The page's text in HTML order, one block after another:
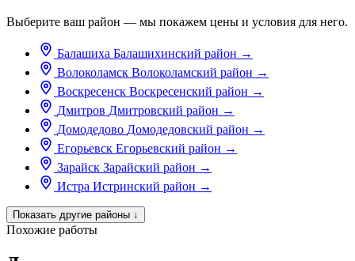
Выберите ваш район — мы покажем цены и условия для него.
Балашиха Балашихинский район →
Волоколамск Волоколамский район →
Воскресенск Воскресенский район →
Дмитров Дмитровский район →
Домодедово Домодедовский район →
Егорьевск Егорьевский район →
Зарайск Зарайский район →
Истра Истринский район →
Показать другие районы ↓
Похожие работы